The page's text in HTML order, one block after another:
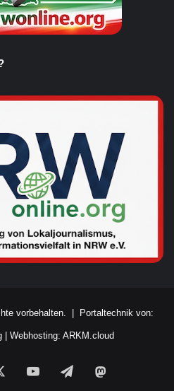
vorbehalten. | Portaltechnik von:
Webhosting: ARKM.cloud
YouTubeTelegram